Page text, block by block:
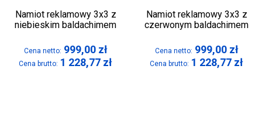
Namiot reklamowy 3x3 z
niebieskim baldachimem
Cena netto: 999,00 zł
Cena brutto: 1 228,77 zł
Namiot reklamowy 3x3 z
czerwonym baldachimem
Cena netto: 999,00 zł
Cena brutto: 1 228,77 zł